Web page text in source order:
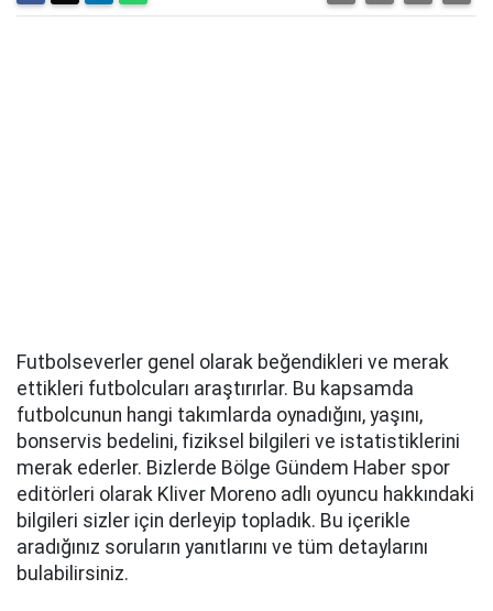
Futbolseverler genel olarak beğendikleri ve merak
ettikleri futbolcuları araştırırlar. Bu kapsamda
futbolcunun hangi takımlarda oynadığını, yaşını,
bonservis bedelini, fiziksel bilgileri ve istatistiklerini
merak ederler. Bizlerde Bölge Gündem Haber spor
editörleri olarak Kliver Moreno adlı oyuncu hakkındaki
bilgileri sizler için derleyip topladık. Bu içerikle
aradığınız soruların yanıtlarını ve tüm detaylarını
bulabilirsiniz.